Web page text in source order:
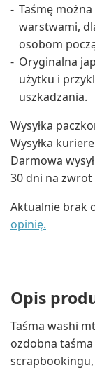
Taśmę
warstwami,
osobom
Oryginalna
użytku i
uszkadzania.
Wysyłka
Wysyłka
Darmowa
30 dni na
Aktualnie brak
opinię.
Opis
Taśma washi
ozdobna